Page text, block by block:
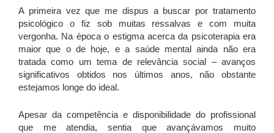
A primeira vez que me dispus a buscar por tratamento
psicológico o fiz sob muitas ressalvas e com muita
vergonha. Na época o estigma acerca da psicoterapia era
maior que o de hoje, e a saúde mental ainda não era
tratada como um tema de relevância social – avanços
significativos obtidos nos últimos anos, não obstante
estejamos longe do ideal.
Apesar da competência e disponibilidade do profissional
que me atendia, sentia que avançávamos muito